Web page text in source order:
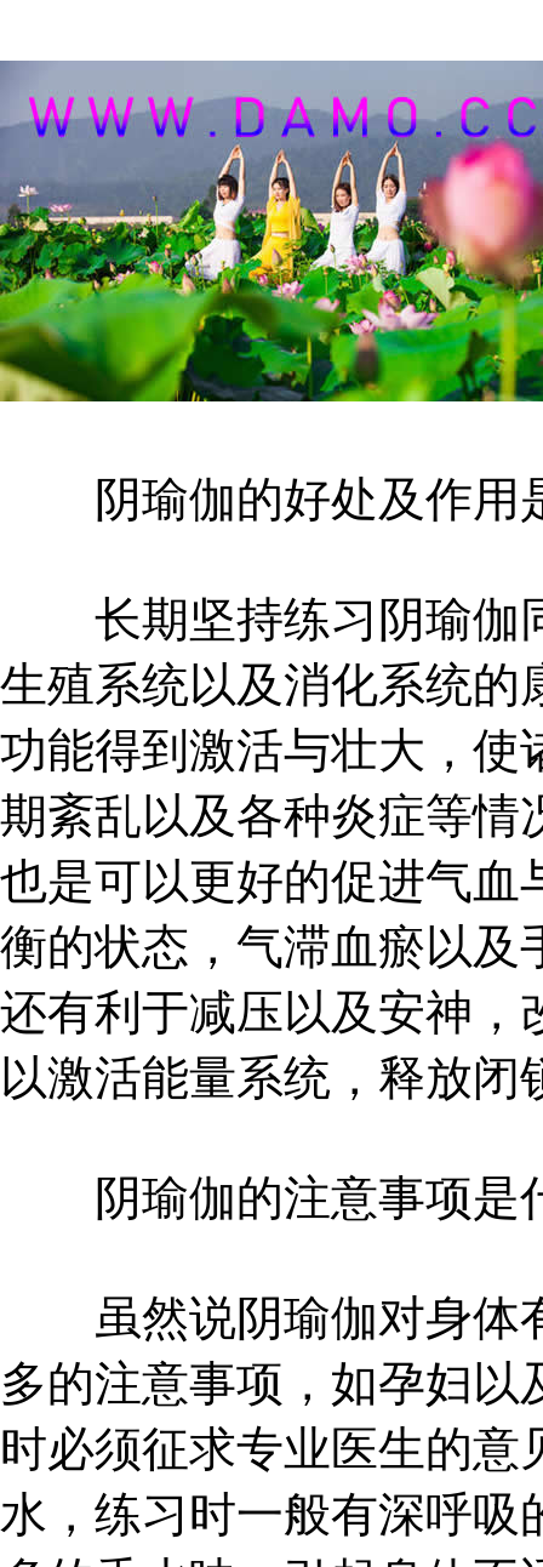
阴瑜伽的好处及作用
长期坚持练习阴瑜伽
生殖系统以及消化系统的
功能得到激活与壮大，使
期紊乱以及各种炎症等情
也是可以更好的促进气血
衡的状态，气滞血瘀以及
还有利于减压以及安神，
以激活能量系统，释放
阴瑜伽的注意事项是
虽然说阴瑜伽对身体
多的注意事项，如孕妇
时必须征求专业医生的
水，练习时一般有深呼吸